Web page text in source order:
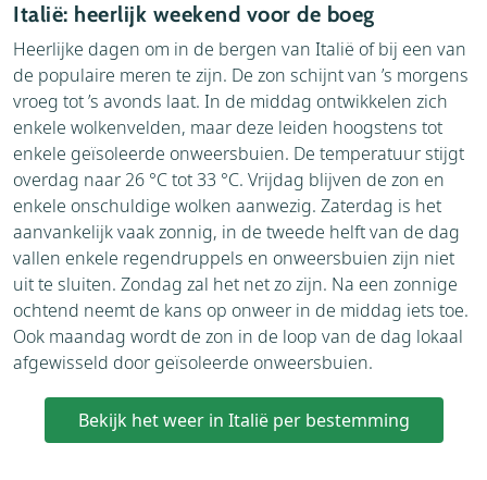
Italië: heerlijk weekend voor de boeg
Heerlijke dagen om in de bergen van Italië of bij een van
de populaire meren te zijn. De zon schijnt van ’s morgens
vroeg tot ’s avonds laat. In de middag ontwikkelen zich
enkele wolkenvelden, maar deze leiden hoogstens tot
enkele geïsoleerde onweersbuien. De temperatuur stijgt
overdag naar 26 °C tot 33 °C. Vrijdag blijven de zon en
enkele onschuldige wolken aanwezig. Zaterdag is het
aanvankelijk vaak zonnig, in de tweede helft van de dag
vallen enkele regendruppels en onweersbuien zijn niet
uit te sluiten. Zondag zal het net zo zijn. Na een zonnige
ochtend neemt de kans op onweer in de middag iets toe.
Ook maandag wordt de zon in de loop van de dag lokaal
afgewisseld door geïsoleerde onweersbuien.
Bekijk het weer in Italië per bestemming